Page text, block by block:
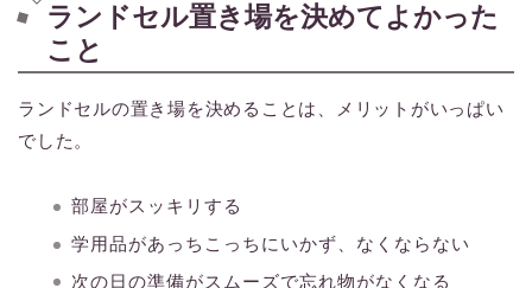
ランドセル置き場を決めてよかった
こと
ランドセルの置き場を決めることは、メリットがいっぱい
でした。
部屋がスッキリする
学用品があっちこっちにいかず、なくならない
次の日の準備がスムーズで忘れ物がなくなる